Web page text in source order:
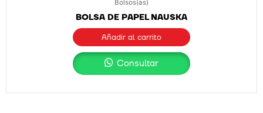
Bolsos(as)
BOLSA DE PAPEL NAUSKA
Añadir al carrito
Consultar